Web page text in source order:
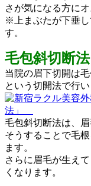
さが気になる方に
※上まぶたが下垂
す。
毛包斜切断
当院の眉下切開は
という切開法で行い
毛包斜切断法は、
そうすることで毛
ます。
さらに眉毛が生え
くなります。